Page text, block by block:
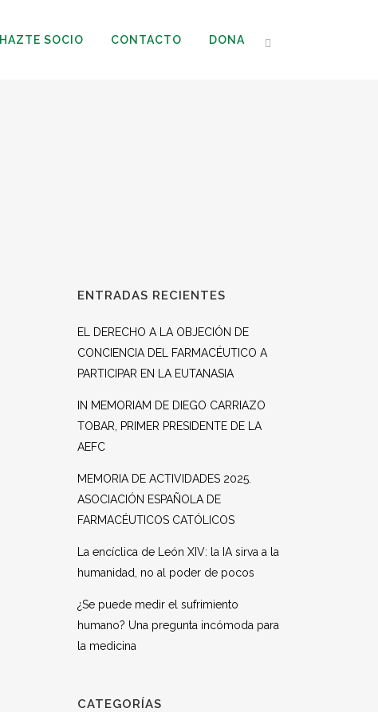
HAZTE SOCIO CONTACTO DONA
ENTRADAS RECIENTES
EL DERECHO A LA OBJECIÓN DE
CONCIENCIA DEL FARMACÉUTICO A
PARTICIPAR EN LA EUTANASIA
IN MEMORIAM DE DIEGO CARRIAZO
TOBAR, PRIMER PRESIDENTE DE LA
AEFC
MEMORIA DE ACTIVIDADES 2025.
ASOCIACIÓN ESPAÑOLA DE
FARMACÉUTICOS CATÓLICOS
La encíclica de León XIV: la IA sirva a la
humanidad, no al poder de pocos
¿Se puede medir el sufrimiento
humano? Una pregunta incómoda para
la medicina
CATEGORÍAS